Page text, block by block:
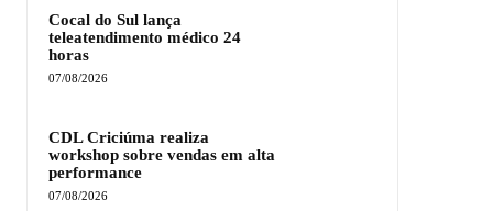
Cocal do Sul lança
teleatendimento médico 24
horas
07/08/2026
CDL Criciúma realiza
workshop sobre vendas em alta
performance
07/08/2026